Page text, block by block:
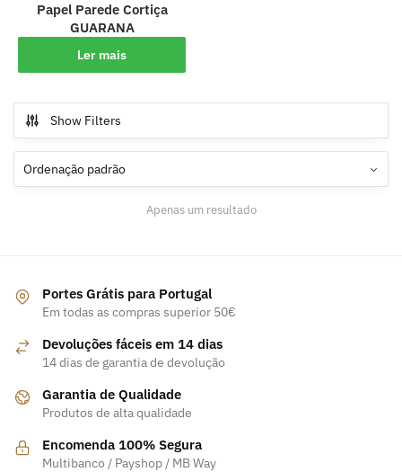
Papel Parede Cortiça
GUARANA
Ler mais
Show Filters
Apenas um resultado
Portes Grátis para Portugal
Em todas as compras superior 50€
Devoluções fáceis em 14 dias
14 dias de garantia de devolução
Garantia de Qualidade
Produtos de alta qualidade
Encomenda 100% Segura
Multibanco / Payshop / MB Way